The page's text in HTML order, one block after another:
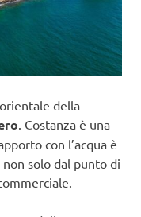
della
. Costanza è una
con l’acqua è
solo dal punto di